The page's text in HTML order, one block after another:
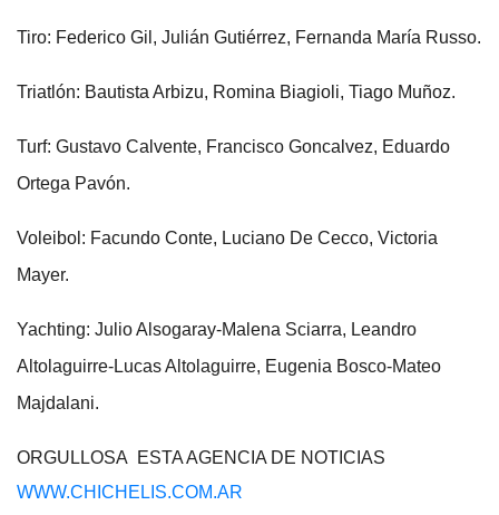
Tiro: Federico Gil, Julián Gutiérrez, Fernanda María Russo.
Triatlón: Bautista Arbizu, Romina Biagioli, Tiago Muñoz.
Turf: Gustavo Calvente, Francisco Goncalvez, Eduardo
Ortega Pavón.
Voleibol: Facundo Conte, Luciano De Cecco, Victoria
Mayer.
Yachting: Julio Alsogaray-Malena Sciarra, Leandro
Altolaguirre-Lucas Altolaguirre, Eugenia Bosco-Mateo
Majdalani.
ORGULLOSA ESTA AGENCIA DE NOTICIAS
WWW.CHICHELIS.COM.AR